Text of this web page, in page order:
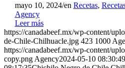
mayo 10, 2024/en Recetas,
Agency
Leer más
https://canadabeef.mx/wp-content/
de-Chile-Chilhuacle.jpg 423 1000
https://canadabeef.mx/wp-content/
copy.png Agency2024-05-10 08:30:49